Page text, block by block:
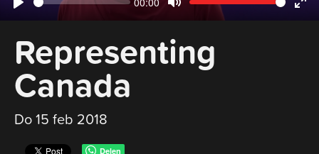
Seek
time
Mute
Volume
Representing
Canada
Do 15 feb 2018
Delen